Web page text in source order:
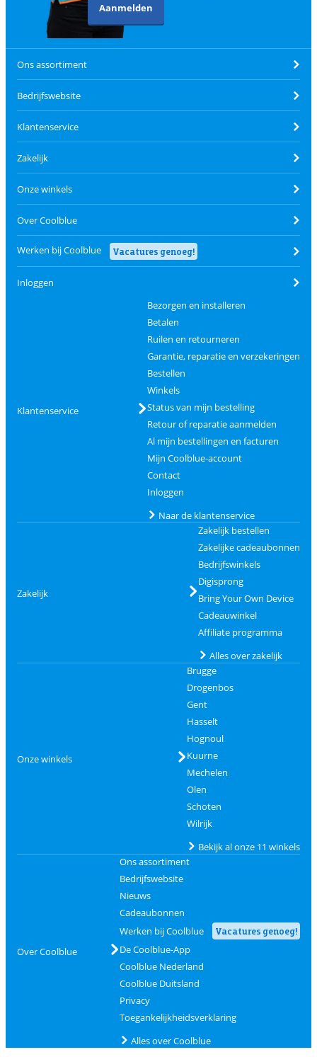
Aanmelden
Ons assortiment
Bedrijfswebsite
Klantenservice
Zakelijk
Onze winkels
Over Coolblue
Werken bij Coolblue Vacatures genoeg!
Inloggen
Klantenservice
Bezorgen en installeren
Betalen
Ruilen en retourneren
Garantie, reparatie en verzekeringen
Bestellen
Winkels
Status van mijn bestelling
Retour of reparatie aanmelden
Al mijn bestellingen en facturen
Mijn Coolblue-account
Contact
Inloggen
Naar de klantenservice
Zakelijk
Zakelijk bestellen
Zakelijke cadeaubonnen
Bedrijfswinkels
Digisprong
Bring Your Own Device
Cadeauwinkel
Affiliate programma
Alles over zakelijk
Onze winkels
Brugge
Drogenbos
Gent
Hasselt
Hognoul
Kuurne
Mechelen
Olen
Schoten
Wilrijk
Bekijk al onze 11 winkels
Over Coolblue
Ons assortiment
Bedrijfswebsite
Nieuws
Cadeaubonnen
Werken bij Coolblue
Vacatures genoeg!
De Coolblue-App
Coolblue Nederland
Coolblue Duitsland
Privacy
Toegankelijkheidsverklaring
Alles over Coolblue